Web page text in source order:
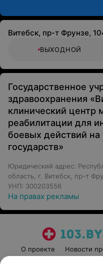
светопунктура,
вакуумрефлексотерапия,
иглоукалывание,
- эндогенная
- массажразличные виды
В Центре созданы
пребывания пациентов:
- уютные 1-2-х местные
- благоустроенная
для отдыха,
Обращаем ваше
консультация
медицинские услуги
противопоказания и
Витебск, пр-т Фрунзе,
ВЫХОДНОЙ
Государственное
здравоохранения
клинический центр
реабилитации для
боевых действий на
государств»
Юридический адрес:
область, г. Витебск, пр-т
УНП: 300203556
На правах рекламы
О проекте Новости